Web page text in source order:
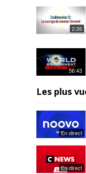
2:26
56:43
Les plus
En direct
En direct